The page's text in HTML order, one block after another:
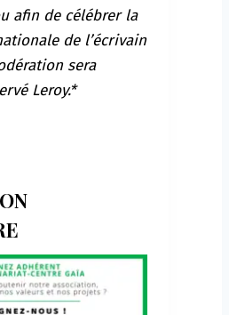
afin de célébrer la
de l’écrivain
sera
Leroy.*